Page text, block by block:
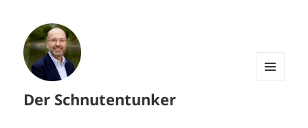
Der Schnutentunker